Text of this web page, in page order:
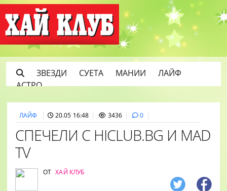
ЗВЕЗДИ СУЕТА МАНИИ
ЛАЙФ
АСТРО
ЛАЙФ 20.05 16:48 3436 0
СПЕЧЕЛИ С HICLUB.BG И MAD
TV
ОТ ХАЙ КЛУБ